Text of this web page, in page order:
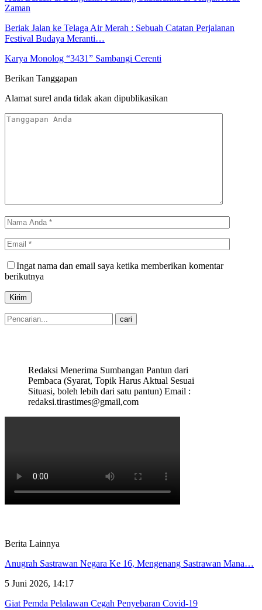
Zaman
Beriak Jalan ke Telaga Air Merah : Sebuah Catatan Perjalanan
Festival Budaya Meranti…
Karya Monolog “3431” Sambangi Cerenti
Berikan Tanggapan
Alamat surel anda tidak akan dipublikasikan
Ingat nama dan email saya ketika memberikan komentar
berikutnya
Redaksi Menerima Sumbangan Pantun dari
Pembaca (Syarat, Topik Harus Aktual Sesuai
Situasi, boleh lebih dari satu pantun) Email :
redaksi.tirastimes@gmail,com
Berita Lainnya
Anugrah Sastrawan Negara Ke 16, Mengenang Sastrawan Mana…
5 Juni 2026, 14:17
Giat Pemda Pelalawan Cegah Penyebaran Covid-19